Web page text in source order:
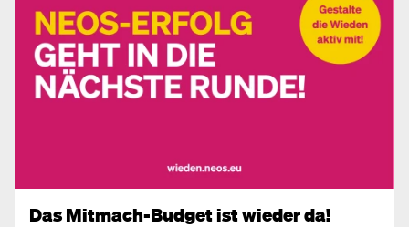
Das Mitmach-Budget ist wieder da!